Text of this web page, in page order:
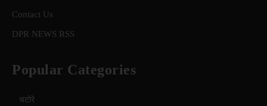
Contact Us
DPR NEWS RSS
Popular Categories
चटोरे